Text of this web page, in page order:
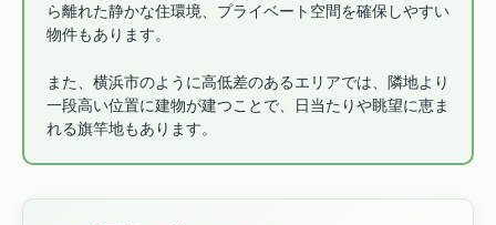
ら離れた静かな住環境、プライベート空間を確保しやすい
物件もあります。
また、横浜市のように高低差のあるエリアでは、隣地より
一段高い位置に建物が建つことで、日当たりや眺望に恵ま
れる旗竿地もあります。